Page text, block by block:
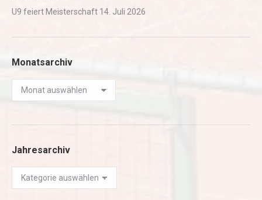
U9 feiert Meisterschaft 14. Juli 2026
Monatsarchiv
Monatsarchiv
Jahresarchiv
Jahresarchiv